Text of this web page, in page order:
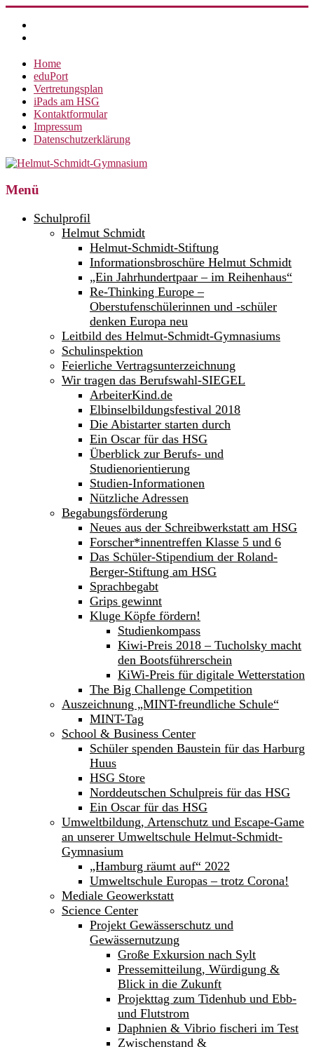
Inhalt
springen
Home
eduPort
Vertretungsplan
iPads am HSG
Kontaktformular
Impressum
Datenschutzerklärung
Helmut-
Gymnasium
Menü
Schulprofil
Helmut Schmidt
Helmut-Schmidt-Stiftung
Informationsbroschüre Helmut Schmidt
„Ein Jahrhundertpaar – im Reihenhaus“
Re-Thinking Europe –
Oberstufenschülerinnen und -schüler
denken Europa neu
Leitbild des Helmut-Schmidt-Gymnasiums
Schulinspektion
Feierliche Vertragsunterzeichnung
Wir tragen das Berufswahl-SIEGEL
ArbeiterKind.de
Elbinselbildungsfestival 2018
Die Abistarter starten durch
Ein Oscar für das HSG
Überblick zur Berufs- und
Studienorientierung
Studien-Informationen
Nützliche Adressen
Begabungsförderung
Neues aus der Schreibwerkstatt am HSG
Forscher*innentreffen Klasse 5 und 6
Das Schüler-Stipendium der Roland-
Berger-Stiftung am HSG
Sprachbegabt
Grips gewinnt
Kluge Köpfe fördern!
Studienkompass
Kiwi-Preis 2018 – Tucholsky macht
den Bootsführerschein
KiWi-Preis für digitale Wetterstation
The Big Challenge Competition
Auszeichnung „MINT-freundliche Schule“
MINT-Tag
School & Business Center
Schüler spenden Baustein für das Harburg
Huus
HSG Store
Norddeutschen Schulpreis für das HSG
Ein Oscar für das HSG
Umweltbildung, Artenschutz und Escape-Game
an unserer Umweltschule Helmut-Schmidt-
Gymnasium
„Hamburg räumt auf“ 2022
Umweltschule Europas – trotz Corona!
Mediale Geowerkstatt
Science Center
Projekt Gewässerschutz und
Gewässernutzung
Große Exkursion nach Sylt
Pressemitteilung, Würdigung &
Blick in die Zukunft
Projekttag zum Tidenhub und Ebb-
und Flutstrom
Daphnien & Vibrio fischeri im Test
Zwischenstand &